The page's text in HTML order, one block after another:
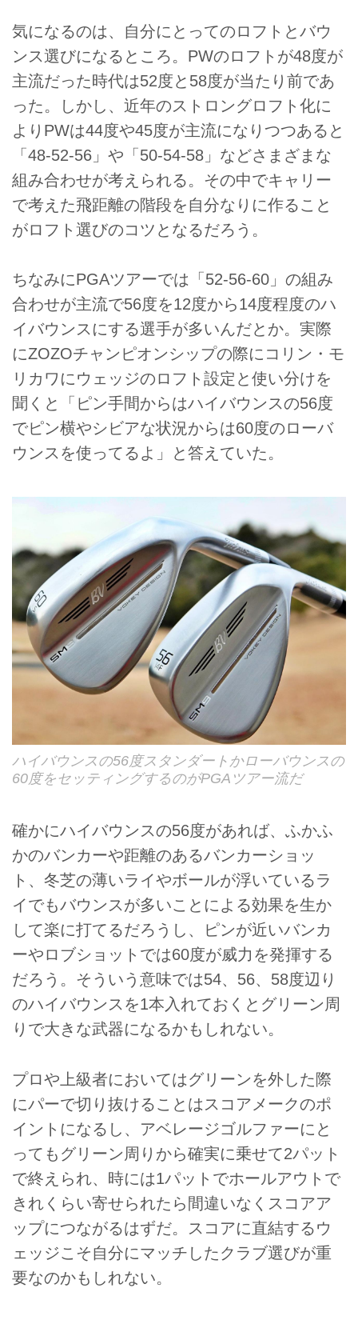
気になるのは、自分にとってのロフトとバウ
ンス選びになるところ。PWのロフトが48度が
主流だった時代は52度と58度が当たり前であ
った。しかし、近年のストロングロフト化に
よりPWは44度や45度が主流になりつつあると
「48-52-56」や「50-54-58」などさまざまな
組み合わせが考えられる。その中でキャリー
で考えた飛距離の階段を自分なりに作ること
がロフト選びのコツとなるだろう。
ちなみにPGAツアーでは「52-56-60」の組み
合わせが主流で56度を12度から14度程度のハ
イバウンスにする選手が多いんだとか。実際
にZOZOチャンピオンシップの際にコリン・モ
リカワにウェッジのロフト設定と使い分けを
聞くと「ピン手間からはハイバウンスの56度
でピン横やシビアな状況からは60度のローバ
ウンスを使ってるよ」と答えていた。
ハイバウンスの56度スタンダートかローバウンスの
60度をセッティングするのがPGAツアー流だ
確かにハイバウンスの56度があれば、ふかふ
かのバンカーや距離のあるバンカーショッ
ト、冬芝の薄いライやボールが浮いているラ
イでもバウンスが多いことによる効果を生か
して楽に打てるだろうし、ピンが近いバンカ
ーやロブショットでは60度が威力を発揮する
だろう。そういう意味では54、56、58度辺り
のハイバウンスを1本入れておくとグリーン周
りで大きな武器になるかもしれない。
プロや上級者においてはグリーンを外した際
にパーで切り抜けることはスコアメークのポ
イントになるし、アベレージゴルファーにと
ってもグリーン周りから確実に乗せて2パット
で終えられ、時には1パットでホールアウトで
きれくらい寄せられたら間違いなくスコアア
ップにつながるはずだ。スコアに直結するウ
ェッジこそ自分にマッチしたクラブ選びが重
要なのかもしれない。